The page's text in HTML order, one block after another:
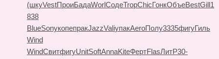
(шкуVestПроиБадаWorlСодеTropChicГонкОбъеBestGill1
838
BlueSonyкопепракJazzValiупакAeroПолу3335фигуГиль
Wind
WindСвитфигуUnitSoftAnnaKiteФертFlasЛитР30-